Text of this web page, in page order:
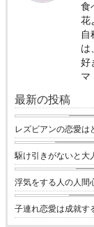
食
花
自
は
好
マ
最新の投稿
レズビアンの恋愛は
恋に効く♡
駆け引きがないと大
浮気
浮気をする人の人間
子持ち
子連れ恋愛は成就す